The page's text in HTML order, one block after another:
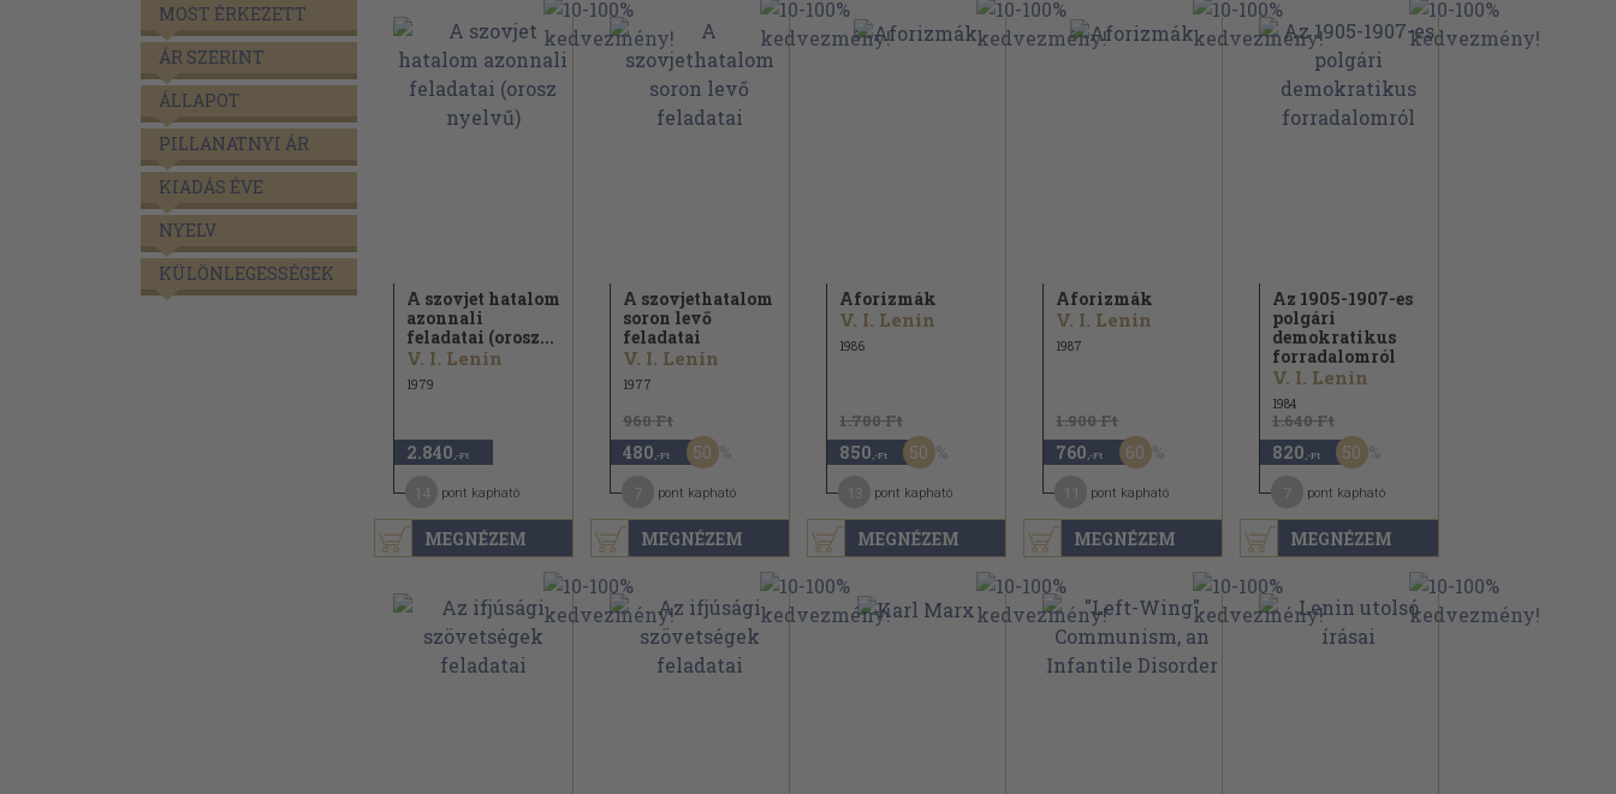
MOST ÉRKEZETT
ÁR SZERINT
ÁLLAPOT
PILLANATNYI ÁR
KIADÁS ÉVE
NYELV
KÜLÖNLEGESSÉGEK
MEGNÉZEM
A szovjet hatalom
azonnali
feladatai (orosz...
V. I. Lenin
1979
2.840 ,-Ft
pont kapható
MEGNÉZEM
A szovjethatalom
soron levő
feladatai
V. I. Lenin
1977
960 Ft
480 ,-Ft 50
pont kapható
MEGNÉZEM
Aforizmák
V. I. Lenin
1986
1.700 Ft
850 ,-Ft 50
pont kapható
MEGNÉZEM
Aforizmák
V. I. Lenin
1987
1.900 Ft
760 ,-Ft 60
pont kapható
MEGNÉZEM
Az 1905-1907-es
polgári
demokratikus
forradalomról
V. I. Lenin
1984
1.640 Ft
820 ,-Ft 50
pont kapható